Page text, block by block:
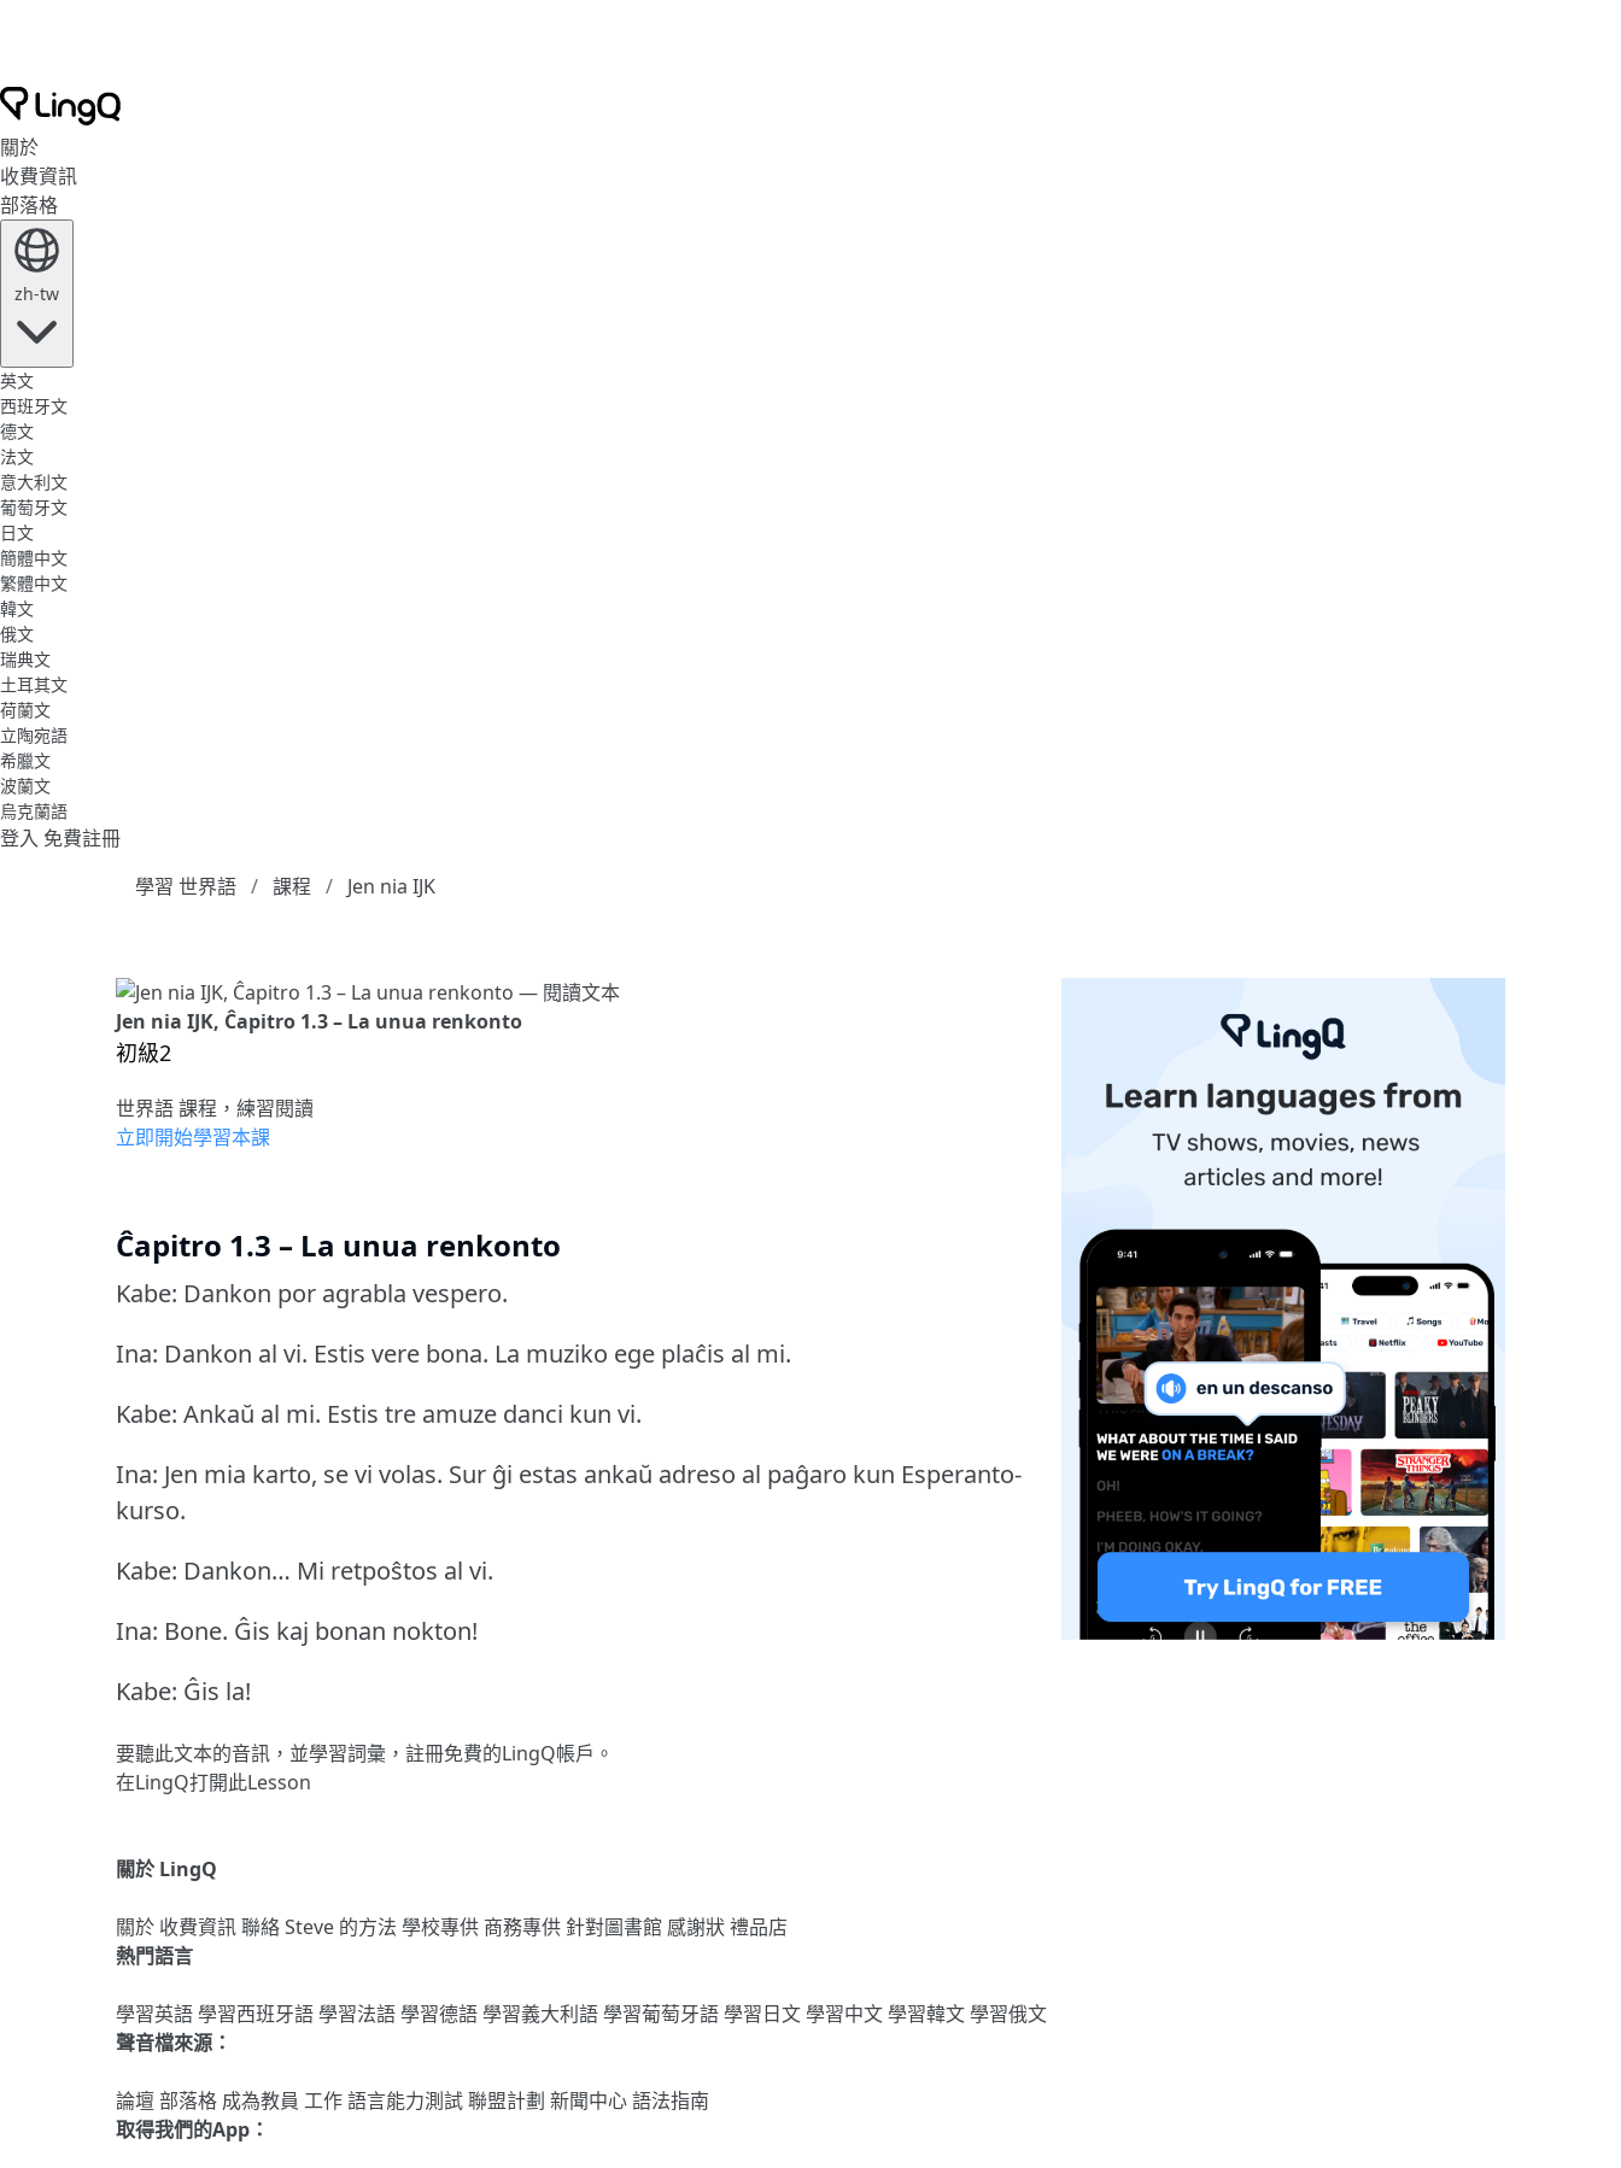
關於
收費資訊
部落格
zh-tw
英文
西班牙文
德文
法文
意大利文
葡萄牙文
日文
簡體中文
繁體中文
韓文
俄文
瑞典文
土耳其文
荷蘭文
立陶宛語
希臘文
波蘭文
烏克蘭語
登入 免費註冊
學習 世界語
課程 Jen nia IJK
Jen nia IJK, Ĉapitro 1.3 – La unua renkonto
初級2
世界語 課程，練習閱讀
立即開始學習本課
Ĉapitro 1.3 – La unua renkonto
Kabe: Dankon por agrabla vespero.
Ina: Dankon al vi. Estis vere bona. La muziko ege plaĉis al mi.
Kabe: Ankaŭ al mi. Estis tre amuze danci kun vi.
Ina: Jen mia karto, se vi volas. Sur ĝi estas ankaŭ adreso al paĝaro kun Esperanto-
kurso.
Kabe: Dankon… Mi retpoŝtos al vi.
Ina: Bone. Ĝis kaj bonan nokton!
Kabe: Ĝis la!
要聽此文本的音訊，並學習詞彙， 註冊免費的LingQ帳戶。
在LingQ打開此Lesson
關於 LingQ
關於 收費資訊聯絡Steve 的方法 學校專供 商務專供 針對圖書館 感謝狀禮品店
熱門語言
學習英語學習西班牙語學習法語學習德語學習義大利語學習葡萄牙語學習日文學習中文學習韓文學習俄文
聲音檔來源：
論壇部落格 成為教員 工作語言能力測試聯盟計劃 新聞中心語法指南
取得我們的App：